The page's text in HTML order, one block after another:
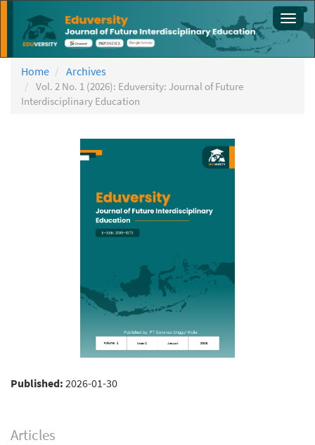
Navigation
Main
Content
Sidebar
Home Archives
Vol. 2 No. 1 (2026): Eduversity: Journal of Future
Interdisciplinary Education
Published: 2026-01-30
Articles